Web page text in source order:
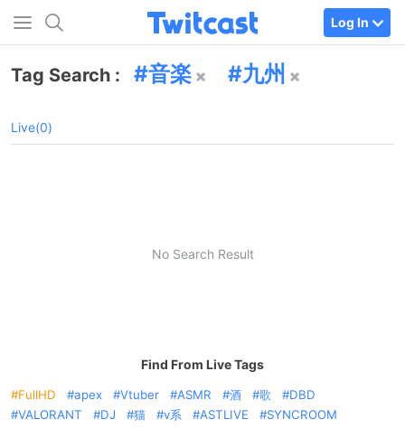
Log In
Tag Search : 音楽 九州
Live(0)
No Search Result
Find From Live Tags
FullHD apex Vtuber ASMR 酒 歌
DBD
VALORANT
DJ 猫 v系 ASTLIVE SYNCROOM